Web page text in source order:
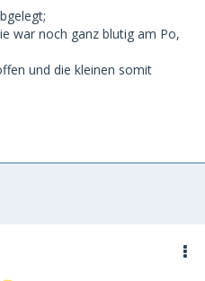
war noch ganz blutig am Po,
und die kleinen somit